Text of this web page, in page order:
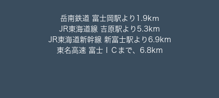
岳南鉄道 富士岡駅より1.9kｍ
JR東海道線 吉原駅より5.3km
JR東海道新幹線 新富士駅より6.9km
東名高速 富士ＩＣまで、6.8km